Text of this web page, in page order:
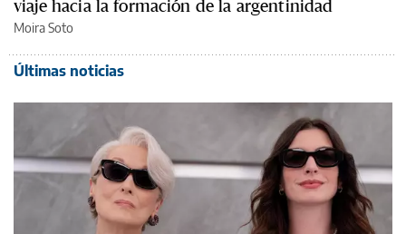
viaje hacia la formación de la argentinidad
Moira Soto
Últimas noticias